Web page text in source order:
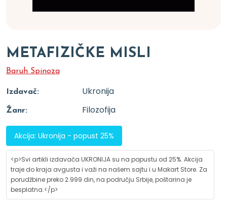
METAFIZIČKE MISLI
Baruh Spinoza
Izdavač: Ukronija
Žanr: Filozofija
Akcija: Ukronija - popust 25%
<p>Svi artikli izdavača UKRONIJA su na popustu od 25%. Akcija
traje do kraja avgusta i važi na našem sajtu i u Makart Store. Za
porudžbine preko 2.999 din, na području Srbije, poštarina je
besplatna.</p>